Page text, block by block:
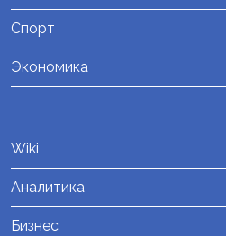
Спорт
Экономика
Wiki
Аналитика
Бизнес